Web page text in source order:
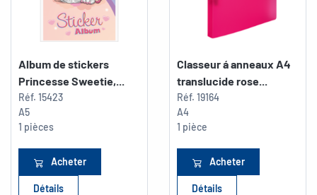
Album de stickers
Princesse Sweetie,...
Réf. 15423
A5
1 pièces
Acheter
Détails
Classeur á anneaux A4
translucide rose...
Réf. 19164
A4
1 pièce
Acheter
Détails